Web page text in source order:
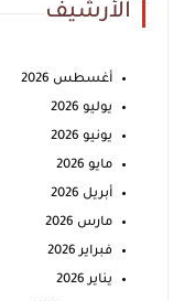
الأرشيف
أغسطس 2026
يوليو 2026
يونيو 2026
مايو 2026
أبريل 2026
مارس 2026
فبراير 2026
يناير 2026